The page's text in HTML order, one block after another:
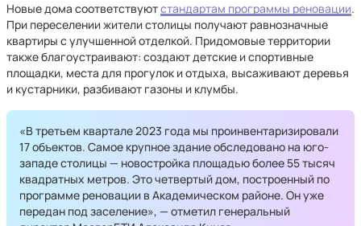
Новые дома соответствуютстандартам программы реновации.
При переселении жители столицы получают равнозначные
квартиры с улучшенной отделкой. Придомовые территории
также благоустраивают: создают детские и спортивные
площадки, места для прогулок и отдыха, высаживают деревья
и кустарники, разбивают газоны и клумбы.
«В третьем квартале 2023 года мы проинвентаризировали
17 объектов. Самое крупное здание обследовано на юго-
западе столицы — новостройка площадью более 55 тысяч
квадратных метров. Это четвертый дом, построенный по
программе реновации в Академическом районе. Он уже
передан под заселение», — отметил генеральный